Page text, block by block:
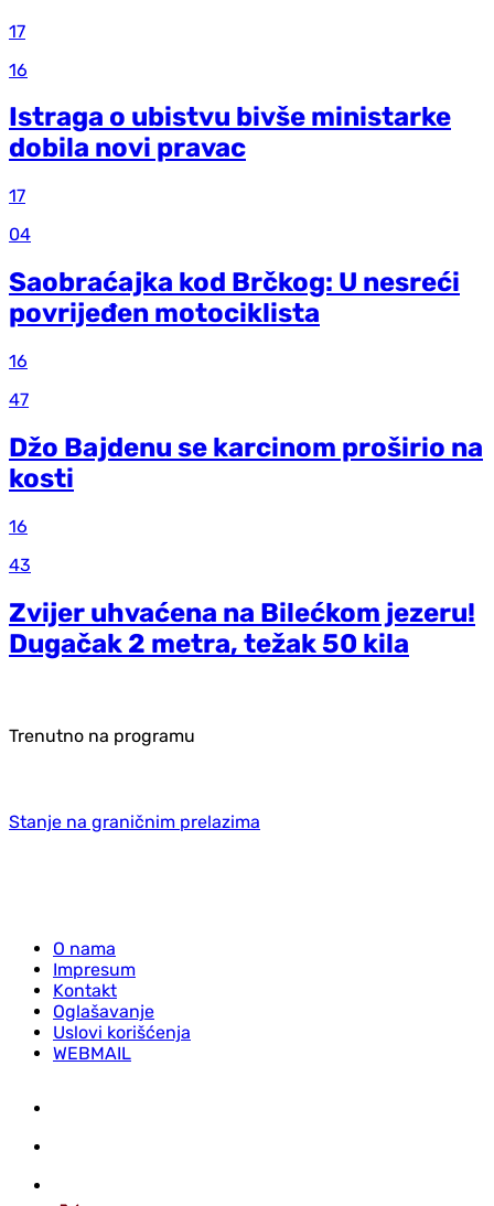
17
16
Istraga o ubistvu bivše ministarke
dobila novi pravac
17
04
Saobraćajka kod Brčkog: U nesreći
povrijeđen motociklista
16
47
Džo Bajdenu se karcinom proširio na
kosti
16
43
Zvijer uhvaćena na Bilećkom jezeru!
Dugačak 2 metra, težak 50 kila
Trenutno na programu
Stanje na graničnim prelazima
O nama
Impresum
Kontakt
Oglašavanje
Uslovi korišćenja
WEBMAIL